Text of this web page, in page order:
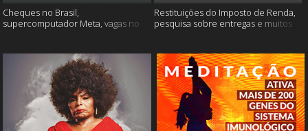
Cheques no Brasil,
supercomputador Meta, vagas no
Restituições do Imposto de Renda,
pesquisa sobre entregas e muitos